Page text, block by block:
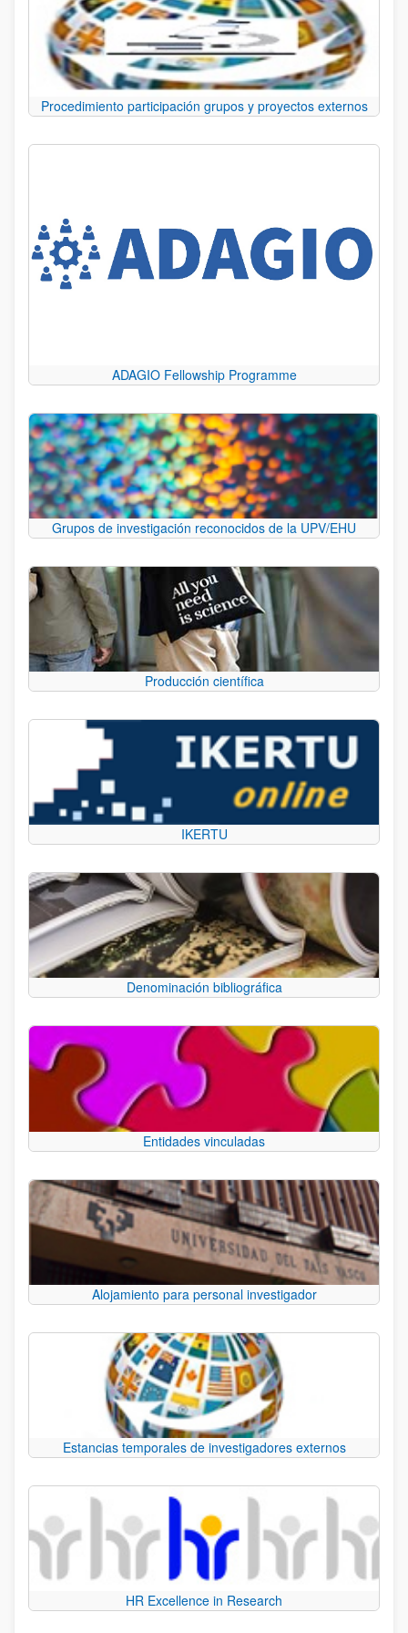
Procedimiento participación grupos y proyectos externos
ADAGIO Fellowship Programme
Grupos de investigación reconocidos de la UPV/EHU
Producción científica
IKERTU
Denominación bibliográfica
Entidades vinculadas
Alojamiento para personal investigador
Estancias temporales de investigadores externos
HR Excellence in Research